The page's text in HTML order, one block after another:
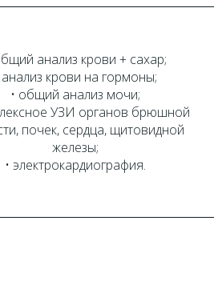
анализ крови + сахар;
анализ крови на гормоны;
• общий анализ мочи;
УЗИ органов брюшной
почек, сердца, щитовидной
железы;
• электрокардиография.